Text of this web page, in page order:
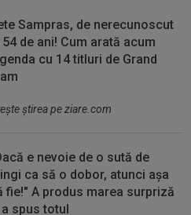
Sampras, de nerecunoscut
54 de ani! Cum arată acum
cu 14 titluri de Grand
ştirea pe ziare.com
e nevoie de o sută de
ca să o dobor, atunci așa
fie!" A produs marea surpriză
spus totul